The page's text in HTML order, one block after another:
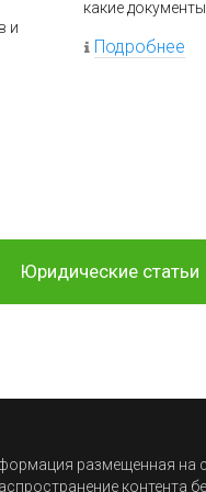
и
какие
Подробнее
Юридические статьи
размещенная на
контента